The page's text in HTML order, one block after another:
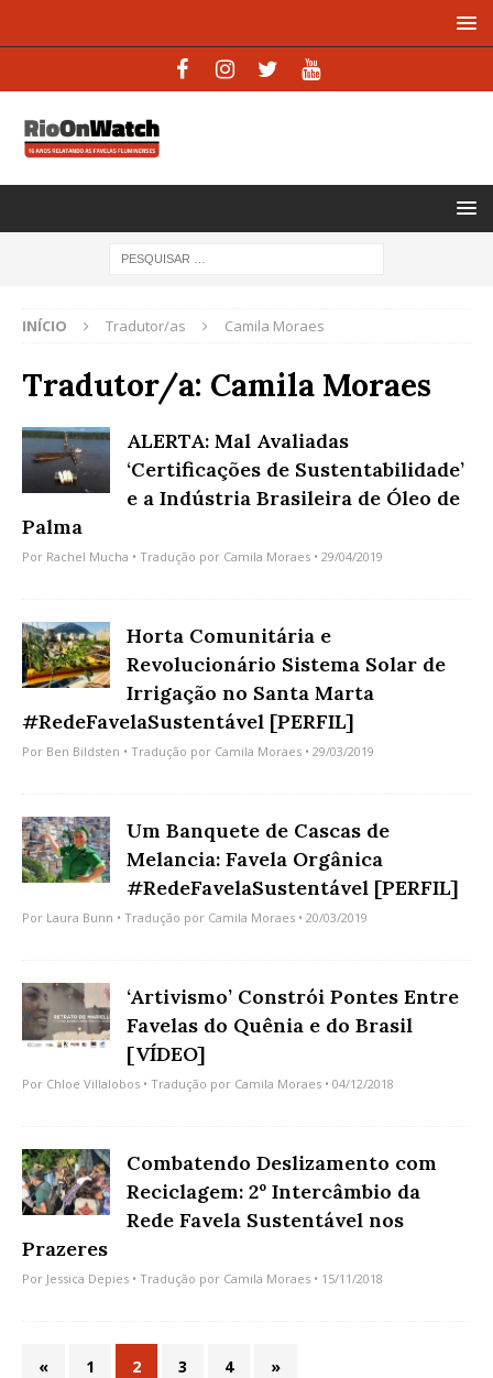
INÍCIO Tradutor/as Camila Moraes
Tradutor/a: Camila Moraes
ALERTA: Mal Avaliadas
‘Certificações de Sustentabilidade’
e a Indústria Brasileira de Óleo de
Palma
Por Rachel Mucha • Tradução por Camila Moraes • 29/04/2019
Horta Comunitária e
Revolucionário Sistema Solar de
Irrigação no Santa Marta
#RedeFavelaSustentável [PERFIL]
Por Ben Bildsten • Tradução por Camila Moraes • 29/03/2019
Um Banquete de Cascas de
Melancia: Favela Orgânica
#RedeFavelaSustentável [PERFIL]
Por Laura Bunn • Tradução por Camila Moraes • 20/03/2019
‘Artivismo’ Constrói Pontes Entre
Favelas do Quênia e do Brasil
[VÍDEO]
Por Chloe Villalobos • Tradução por Camila Moraes • 04/12/2018
Combatendo Deslizamento com
Reciclagem: 2º Intercâmbio da
Rede Favela Sustentável nos
Prazeres
Por Jessica Depies • Tradução por Camila Moraes • 15/11/2018
« 1 2 3 4 »